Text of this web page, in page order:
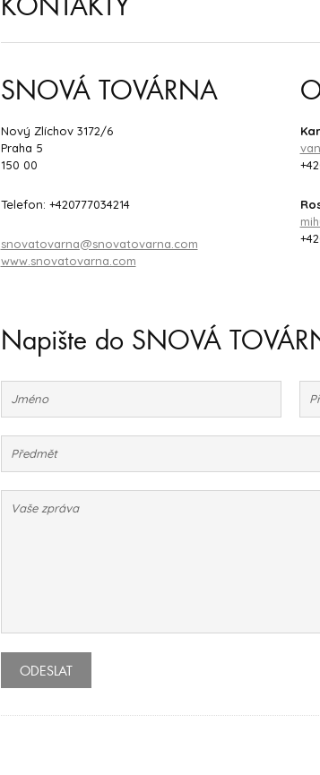
KONTAKTY
SNOVÁ TOVÁRNA
Nový Zlíchov 3172/6
Praha 5
150 00
Telefon: +420777034214
snovatovarna@snovatovarna.com
www.snovatovarna.com
Napište do SNOVÁ
ODESLAT